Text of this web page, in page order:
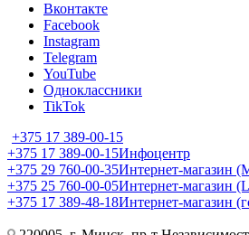
Вконтакте
Facebook
Instagram
Telegram
YouTube
Одноклассники
TikTok
+375 17 389-00-15
+375 17 389-00-15Инфоцентр
+375 29 760-00-35Интернет-магазин
+375 25 760-00-05Интернет-магазин
+375 17 389-48-18Интернет-магазин